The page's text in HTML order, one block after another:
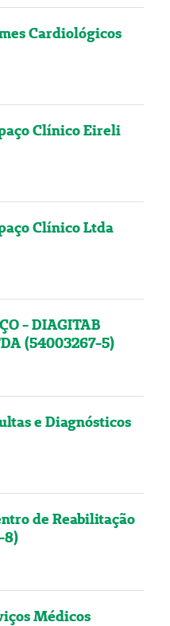
Cardiológicos
Clínico Eireli
Clínico Ltda
- DIAGITAB
(54003267-5)
e Diagnósticos
de Reabilitação
8)
Médicos